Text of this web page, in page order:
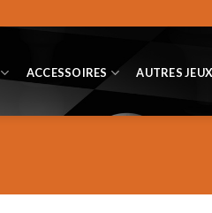
ACCESSOIRES AUTRES JEUX